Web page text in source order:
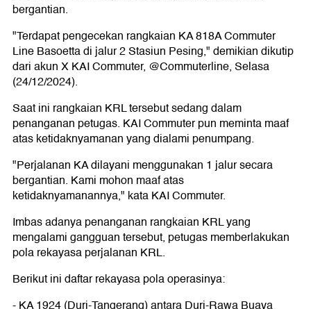
bergantian.
"Terdapat pengecekan rangkaian KA 818A Commuter
Line Basoetta di jalur 2 Stasiun Pesing," demikian dikutip
dari akun X KAI Commuter, @Commuterline, Selasa
(24/12/2024).
Saat ini rangkaian KRL tersebut sedang dalam
penanganan petugas. KAI Commuter pun meminta maaf
atas ketidaknyamanan yang dialami penumpang.
"Perjalanan KA dilayani menggunakan 1 jalur secara
bergantian. Kami mohon maaf atas
ketidaknyamanannya," kata KAI Commuter.
Imbas adanya penanganan rangkaian KRL yang
mengalami gangguan tersebut, petugas memberlakukan
pola rekayasa perjalanan KRL.
Berikut ini daftar rekayasa pola operasinya: